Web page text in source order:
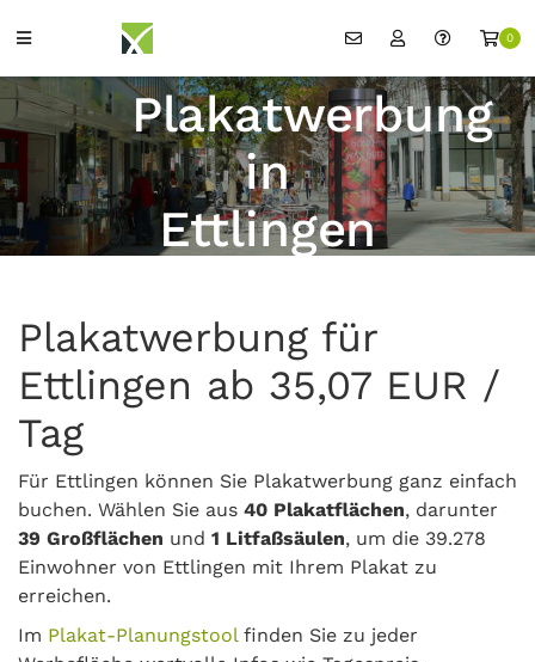
0
Plakatwerbung
in
Ettlingen
Plakatwerbung für
Ettlingen ab 35,07 EUR /
Tag
Für Ettlingen können Sie Plakatwerbung ganz einfach
buchen. Wählen Sie aus 40 Plakatflächen, darunter
39 Großflächen und 1 Litfaßsäulen, um die 39.278
Einwohner von Ettlingen mit Ihrem Plakat zu
erreichen.
Im Plakat-Planungstoolfinden Sie zu jeder